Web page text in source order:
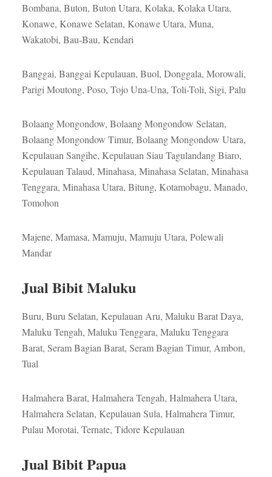
Bombana, Buton, Buton Utara, Kolaka, Kolaka Utara,
Konawe, Konawe Selatan, Konawe Utara, Muna,
Wakatobi, Bau-Bau, Kendari
Banggai, Banggai Kepulauan, Buol, Donggala, Morowali,
Parigi Moutong, Poso, Tojo Una-Una, Toli-Toli, Sigi, Palu
Bolaang Mongondow, Bolaang Mongondow Selatan,
Bolaang Mongondow Timur, Bolaang Mongondow Utara,
Kepulauan Sangihe, Kepulauan Siau Tagulandang Biaro,
Kepulauan Talaud, Minahasa, Minahasa Selatan, Minahasa
Tenggara, Minahasa Utara, Bitung, Kotamobagu, Manado,
Tomohon
Majene, Mamasa, Mamuju, Mamuju Utara, Polewali
Mandar
Jual Bibit Maluku
Buru, Buru Selatan, Kepulauan Aru, Maluku Barat Daya,
Maluku Tengah, Maluku Tenggara, Maluku Tenggara
Barat, Seram Bagian Barat, Seram Bagian Timur, Ambon,
Tual
Halmahera Barat, Halmahera Tengah, Halmahera Utara,
Halmahera Selatan, Kepulauan Sula, Halmahera Timur,
Pulau Morotai, Ternate, Tidore Kepulauan
Jual Bibit Papua